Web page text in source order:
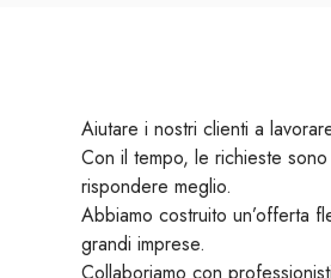
Aiutare i nostri clienti a
Con il tempo, le richieste
rispondere meglio.
Abbiamo costruito un’offerta
grandi imprese.